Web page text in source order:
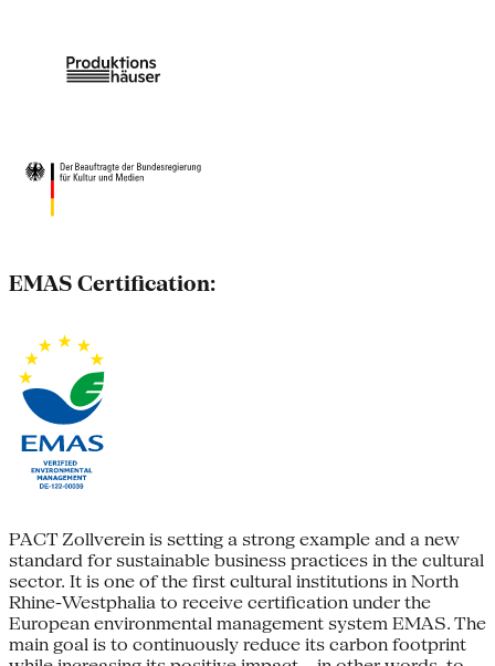
EMAS Certification:
PACT Zollverein is setting a strong example and a new
standard for sustainable business practices in the cultural
sector. It is one of the first cultural institutions in North
Rhine-Westphalia to receive certification under the
European environmental management system EMAS. The
main goal is to continuously reduce its carbon footprint